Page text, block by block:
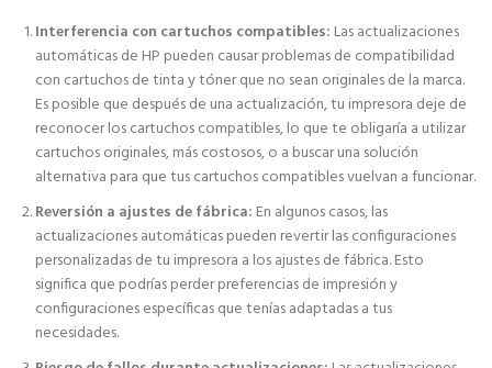
Interferencia con cartuchos compatibles: Las actualizaciones
automáticas de HP pueden causar problemas de compatibilidad
con cartuchos de tinta y tóner que no sean originales de la marca.
Es posible que después de una actualización, tu impresora deje de
reconocer los cartuchos compatibles, lo que te obligaría a utilizar
cartuchos originales, más costosos, o a buscar una solución
alternativa para que tus cartuchos compatibles vuelvan a funcionar.
Reversión a ajustes de fábrica: En algunos casos, las
actualizaciones automáticas pueden revertir las configuraciones
personalizadas de tu impresora a los ajustes de fábrica. Esto
significa que podrías perder preferencias de impresión y
configuraciones específicas que tenías adaptadas a tus
necesidades.